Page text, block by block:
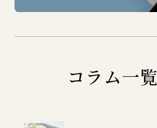
コラム一覧